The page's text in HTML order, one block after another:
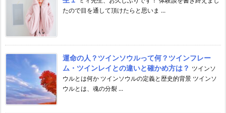
たので目を通して頂けたらと思いま ...
運命の人？ツインソウルって何？ツインフレー
ム・ツインレイとの違いと確かめ方は？ ツインソ
ウルとは何か ツインソウルの定義と歴史的背景 ツインソ
ウルとは、魂の分裂 ...